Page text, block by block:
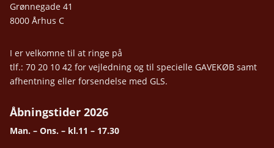
Grønnegade 41
8000 Århus C
I er velkomne til at ringe på
tlf.: 70 20 10 42 for vejledning og til specielle GAVEKØB samt
afhentning eller forsendelse med GLS.
Åbningstider 2026
Man. – Ons. – kl.11 – 17.30